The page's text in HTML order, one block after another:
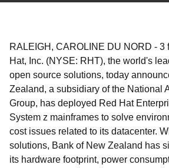
RALEIGH, CAROLINE DU NORD - 3
Hat, Inc. (NYSE: RHT), the world's
open source solutions, today
Zealand, a subsidiary of the National
Group, has deployed Red Hat
System z mainframes to solve
cost issues related to its datacenter.
solutions, Bank of New Zealand has
its hardware footprint, power